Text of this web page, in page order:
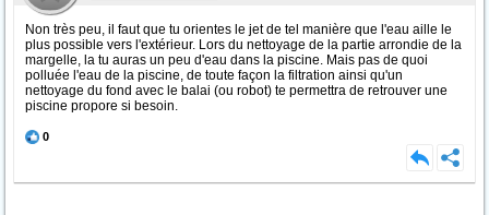
Non très peu, il faut que tu orientes le jet de tel manière que l'eau aille le
plus possible vers l'extérieur. Lors du nettoyage de la partie arrondie de la
margelle, la tu auras un peu d'eau dans la piscine. Mais pas de quoi
polluée l'eau de la piscine, de toute façon la filtration ainsi qu'un
nettoyage du fond avec le balai (ou robot) te permettra de retrouver une
piscine propore si besoin.
0